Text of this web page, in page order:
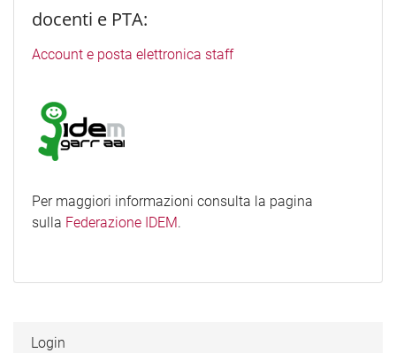
docenti e PTA:
Account e posta elettronica staff
Per maggiori informazioni consulta la pagina
sulla Federazione IDEM.
Login